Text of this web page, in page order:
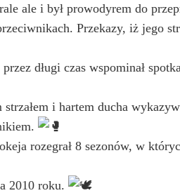
ale i był prowodyrem do
Przekazy, iż jego
długi czas wspominał
i hartem ducha
rozegrał 8 sezonów, w
2010 roku.